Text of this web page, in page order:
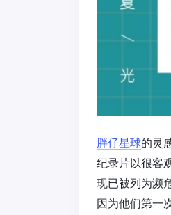
胖仔星球的灵
纪录片以很客
现已被列为濒
因为他们第一